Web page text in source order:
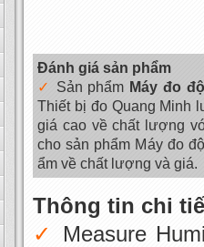
Đánh giá sản phẩm
Sản phẩm Máy đo
Thiết bị đo Quang Minh
giá cao về chất lượng
cho sản phẩm Máy đo
ẩm về chất lượng và giá.
Thông tin chi
Measure